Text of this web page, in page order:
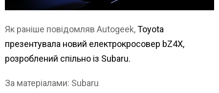
Як раніше повідомляв Autogeek,Toyota
презентувала новий електрокросовер bZ4X,
розроблений спільно із Subaru.
За матеріалами: Subaru